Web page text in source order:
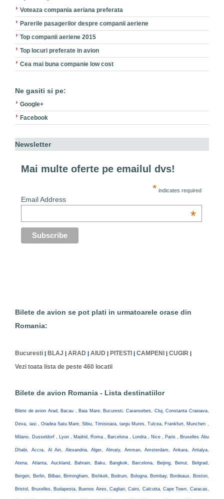
Voteaza compania aeriana preferata
Parerile pasagerilor despre companii aeriene
Top companii aeriene 2015
Top locuri preferate in avion
Cea mai buna companie low cost
Ne gasiti si pe:
Google+
Facebook
Newsletter
Mai multe oferte pe emailul dvs!
* indicates required
Email Address
*
Bilete de avion se pot plati in urmatoarele orase din
Romania:
Bucuresti BLAJ |ARAD |AIUD PITESTI |CAMPENI |CUGIR
Vezi toata lista de peste 460 locatii
Bilete de avion Romania - Lista destinatiilor
Bilete de avion Arad, Bacau , Baia Mare, Bucuresti, Caransebes, Cluj, Constanta Craioava,
Deva, iasi , Oradea Satu Mare, Sibiu, Timisioara, targu Mures, Tulcea, Frankfurt, Munchen ,
Milano, Dusseldorf , Lyon , Madrid, Roma , Barcelona , Londra , Nice , Paris , Bruxelles Abu
Dhabi, Accra, Al Ain, Alexandria, Alger, Almaty, Amman, Amsterdam, Ankara, Antalya,
Atena, Atlanta, Auckland, Bahrain, Baku, Bangkok, Barcelona, Beijing, Beirut, Belgrad,
Bergen, Berlin, Bilbao, Birmingham, Bishkek, Bodrum, Bologna, Bombay, Bordeaux, Boston,
Bristol, Bruxelles, Budapesta, Buenos Aires, Cagliari, Cairo, Calcutta, Cape Town, Caracas,